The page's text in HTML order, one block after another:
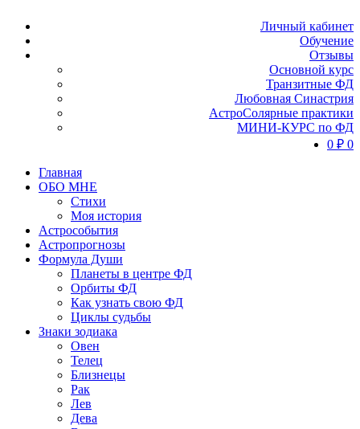
Личный кабинет
Обучение
Отзывы
Основной курс
Транзитные ФД
Любовная Синастрия
АстроСолярные практики
МИНИ-КУРС по ФД
0 ₽ 0
Главная
ОБО МНЕ
Стихи
Моя история
Астрособытия
Астропрогнозы
Формула Души
Планеты в центре ФД
Орбиты ФД
Как узнать свою ФД
Циклы судьбы
Знаки зодиака
Овен
Телец
Близнецы
Рак
Лев
Дева